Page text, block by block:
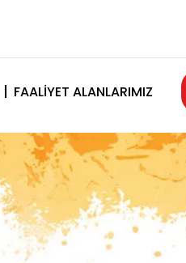
FAALIYET ALANLARIMIZ